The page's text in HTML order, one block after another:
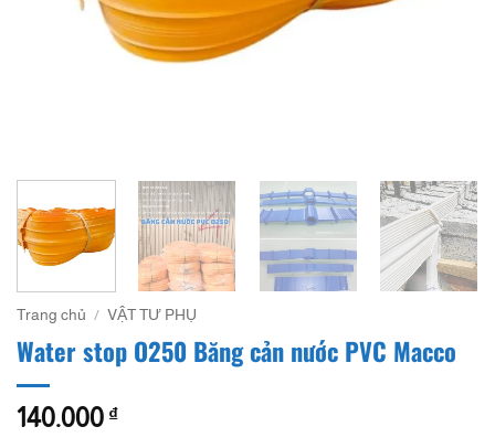
Trang chủ / VẬT TƯ PHỤ
Water stop O250 Băng cản nước PVC Macco
140.000 ₫